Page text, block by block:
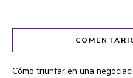
Cómo triunfar en una